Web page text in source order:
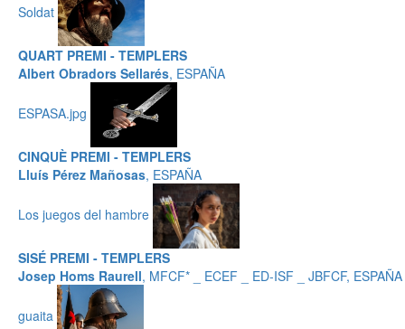
Soldat
QUART PREMI - TEMPLERS
Albert Obradors Sellarés, ESPAÑA
ESPASA.jpg
CINQUÈ PREMI - TEMPLERS
Lluís Pérez Mañosas, ESPAÑA
Los juegos del hambre
SISÉ PREMI - TEMPLERS
Josep Homs Raurell, MFCF* _ ECEF _ ED-ISF _ JBFCF, ESPAÑA
guaita